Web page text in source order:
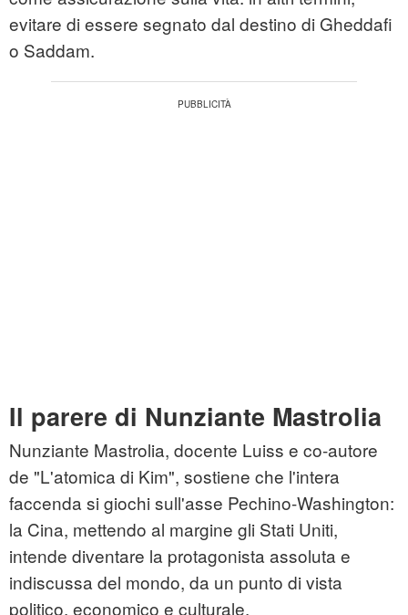
evitare di essere segnato dal destino di Gheddafi
o Saddam.
Il parere di Nunziante Mastrolia
Nunziante Mastrolia, docente Luiss e co-autore
de "L'atomica di Kim", sostiene che l'intera
faccenda si giochi sull'asse Pechino-Washington:
la Cina, mettendo al margine gli Stati Uniti,
intende diventare la protagonista assoluta e
indiscussa del mondo, da un punto di vista
politico, economico e culturale.